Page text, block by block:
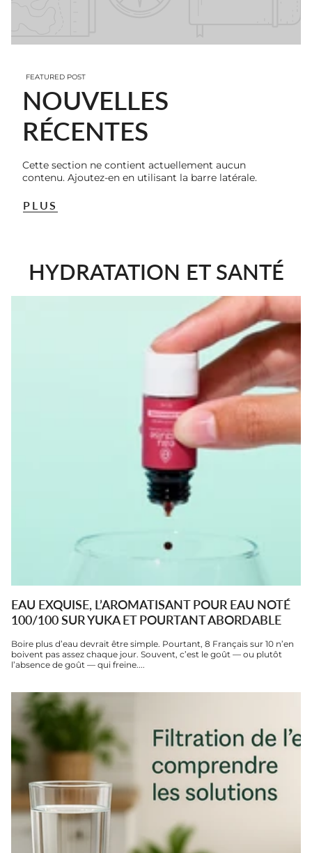
FEATURED POST
NOUVELLES
RÉCENTES
Cette section ne contient actuellement aucun
contenu. Ajoutez-en en utilisant la barre latérale.
PLUS
HYDRATATION ET SANTÉ
EAU EXQUISE, L’AROMATISANT POUR EAU NOTÉ
100/100 SUR YUKA ET POURTANT ABORDABLE
Boire plus d’eau devrait être simple. Pourtant, 8 Français sur 10 n’en
boivent pas assez chaque jour. Souvent, c’est le goût — ou plutôt
l’absence de goût — qui freine....